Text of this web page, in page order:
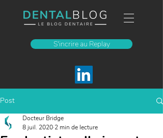
S'incrire au Replay
Post
Docteur Bridge
8 juil. 2020 2 min de lecture